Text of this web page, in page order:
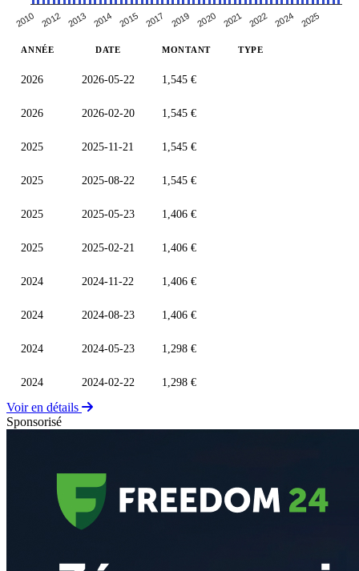
2010 2012 2013 2014 2015 2017 2019 2020 2021 2022 2024 2025
ANNÉE DATE MONTANT TYPE
2026 2026-05-22 1,545 €
2026 2026-02-20 1,545 €
2025 2025-11-21 1,545 €
2025 2025-08-22 1,545 €
2025 2025-05-23 1,406 €
2025 2025-02-21 1,406 €
2024 2024-11-22 1,406 €
2024 2024-08-23 1,406 €
2024 2024-05-23 1,298 €
2024 2024-02-22 1,298 €
Voir en détails
Sponsorisé